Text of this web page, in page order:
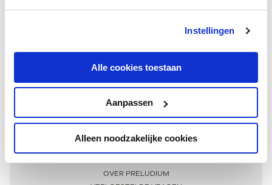
Instellingen
Alle cookies toestaan
Aanpassen
Alleen noodzakelijke cookies
Meer informatie
OVER PRELUDIUM